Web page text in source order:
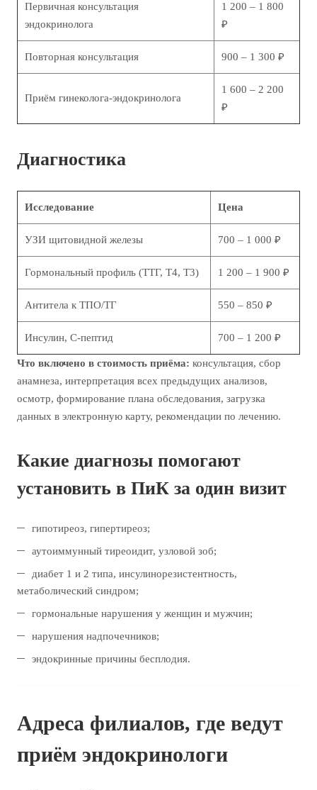
Первичная консультация
эндокринолога
1 200 – 1 800
₽
Повторная консультация 900 – 1 300 ₽
Приём гинеколога-эндокринолога
1 600 – 2 200
₽
Диагностика
Исследование Цена
УЗИ щитовидной железы 700 – 1 000 ₽
Гормональный профиль (ТТГ, Т4, Т3) 1 200 – 1 900 ₽
Антитела к ТПО/ТГ 550 – 850 ₽
Инсулин, С-пептид 700 – 1 200 ₽
Что включено в стоимость приёма: консультация, сбор
анамнеза, интерпретация всех предыдущих анализов,
осмотр, формирование плана обследования, загрузка
данных в электронную карту, рекомендации по лечению.
Какие диагнозы помогают
установить в ПиК за один визит
гипотиреоз, гипертиреоз;
аутоиммунный тиреоидит, узловой зоб;
диабет 1 и 2 типа, инсулинорезистентность,
метаболический синдром;
гормональные нарушения у женщин и мужчин;
нарушения надпочечников;
эндокринные причины бесплодия.
Адреса филиалов, где ведут
приём эндокринологи